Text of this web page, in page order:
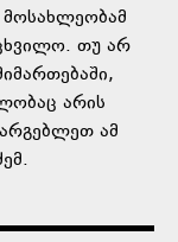
თუ არ
არის
ამ